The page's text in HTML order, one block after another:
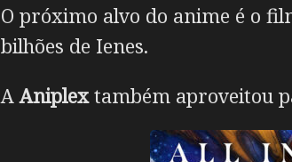
O próximo alvo do anime é o
bilhões de Ienes.
AAniplextambém aproveitou